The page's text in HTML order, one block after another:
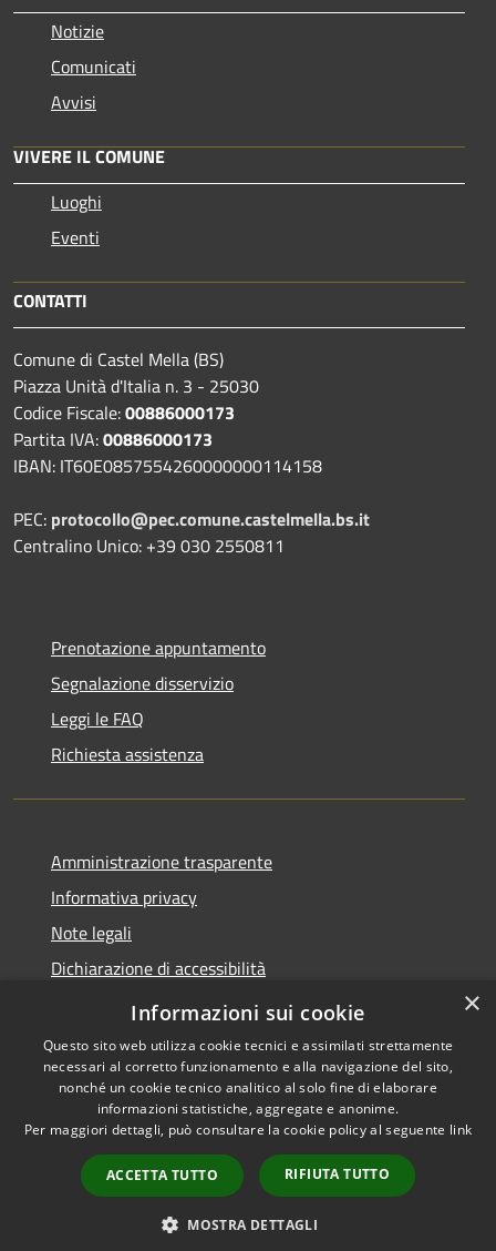
Notizie
Comunicati
Avvisi
VIVERE IL COMUNE
Luoghi
Eventi
CONTATTI
Comune di Castel Mella (BS)
Piazza Unità d'Italia n. 3 - 25030
Codice Fiscale:00886000173
Partita IVA:00886000173
IBAN: IT60E0857554260000000114158
PEC: protocollo@pec.comune.castelmella.bs.it
Centralino Unico: +39 030 2550811
Prenotazione appuntamento
Segnalazione disservizio
Leggi le FAQ
Richiesta assistenza
Amministrazione trasparente
Informativa privacy
Note legali
Dichiarazione di accessibilità
Obiettivi di accessibilità
Accessibilità
Copyright © 2026 • Comune di
Castel Mella • Powered by
Municipium•
Accesso
redazione
×
Informazioni sui cookie
Questo sito web utilizza cookie tecnici e assimilati strettamente
necessari al corretto funzionamento e alla navigazione del sito,
nonché un cookie tecnico analitico al solo fine di elaborare
informazioni statistiche, aggregate e anonime.
Per maggiori dettagli, può consultare la cookie policy al seguente link
ACCETTA TUTTO RIFIUTA TUTTO
MOSTRA DETTAGLI